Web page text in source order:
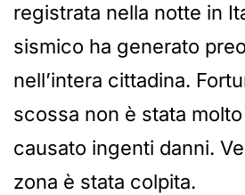
registrata nella notte in
sismico ha generato
nell’intera cittadina.
scossa non è stata
causato ingenti danni.
zona è stata colpita.